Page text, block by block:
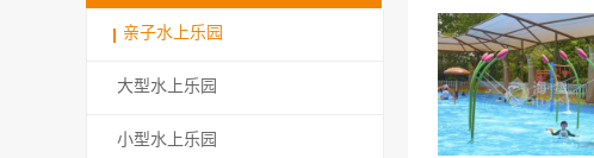
亲子水上乐园
大型水上乐园
小型水上乐园